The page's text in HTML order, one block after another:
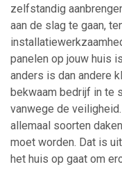
zelfstandig
aan de slag te gaan,
panelen op jouw huis
anders is dan andere
bekwaam bedrijf in te
vanwege de
allemaal soorten
moet worden. Dat is
het huis op gaat om